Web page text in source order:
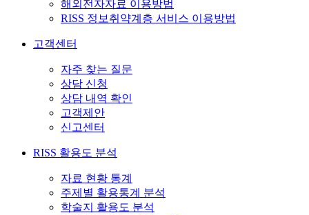
해외전자자료 이용방법
RISS 정보취약계층 서비스 이용방법
고객센터
자주 찾는 질문
상담 신청
상담 내역 확인
고객제안
신고센터
RISS 활용도 분석
자료 현황 통계
주제별 활용통계 분석
학술지 활용도 분석